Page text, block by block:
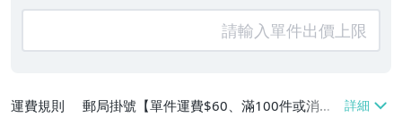
運費規則
郵局掛號【單件運費$60、滿100件或消費